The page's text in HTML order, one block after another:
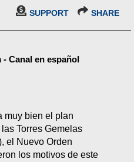
SUPPORT SHARE
Canal en español
muy bien el plan
Torres Gemelas
el Nuevo Orden
los motivos de este